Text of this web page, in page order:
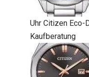
Uhr Citizen Eco-
Kaufberatung